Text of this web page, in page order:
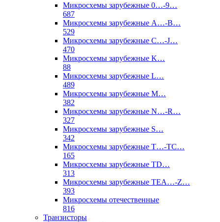
Микросхемы зарубежные 0…-9…
687
Микросхемы зарубежные A…-B…
529
Микросхемы зарубежные C…-J…
470
Микросхемы зарубежные K…
88
Микросхемы зарубежные L…
489
Микросхемы зарубежные M…
382
Микросхемы зарубежные N…-R…
327
Микросхемы зарубежные S…
342
Микросхемы зарубежные T…-TC…
165
Микросхемы зарубежные TD…
313
Микросхемы зарубежные TEA…-Z…
393
Микросхемы отечественные
816
Транзисторы